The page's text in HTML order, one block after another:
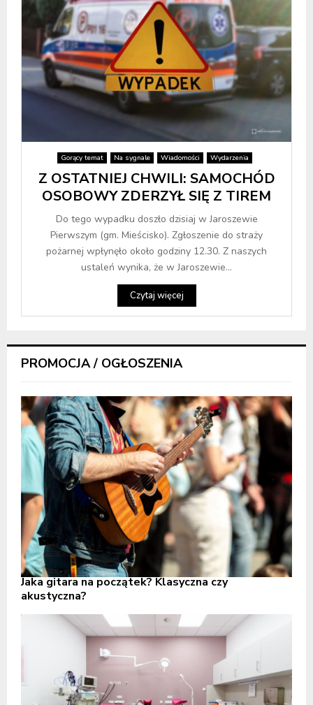
Gorący temat Na sygnale Wiadomości Wydarzenia
Z OSTATNIEJ CHWILI: SAMOCHÓD
OSOBOWY ZDERZYŁ SIĘ Z TIREM
Do tego wypadku doszło dzisiaj w Jaroszewie
Pierwszym (gm. Mieścisko). Zgłoszenie do straży
pożarnej wpłynęło około godziny 12.30. Z naszych
ustaleń wynika, że w Jaroszewie...
Czytaj więcej
PROMOCJA / OGŁOSZENIA
Jaka gitara na początek? Klasyczna czy
akustyczna?